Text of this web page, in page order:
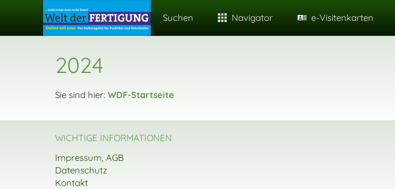
Suchen Navigator e-Visitenkarten
2024
Sie sind hier: WDF-Startseite
WICHTIGE INFORMATIONEN
Impressum, AGB
Datenschutz
Kontakt